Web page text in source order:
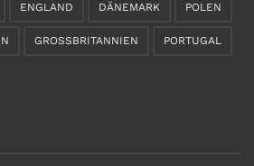
ENGLAND DÄNEMARK POLEN
GROSSBRITANNIEN PORTUGAL